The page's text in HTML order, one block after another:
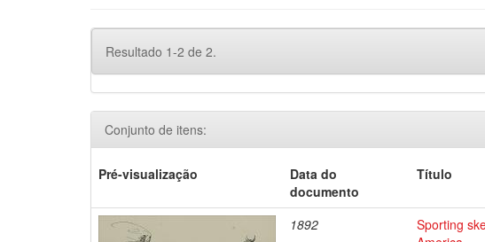
Resultado 1-2 de 2.
Conjunto de itens:
Pré-visualização
Data do
documento
Título
1892
Sporting